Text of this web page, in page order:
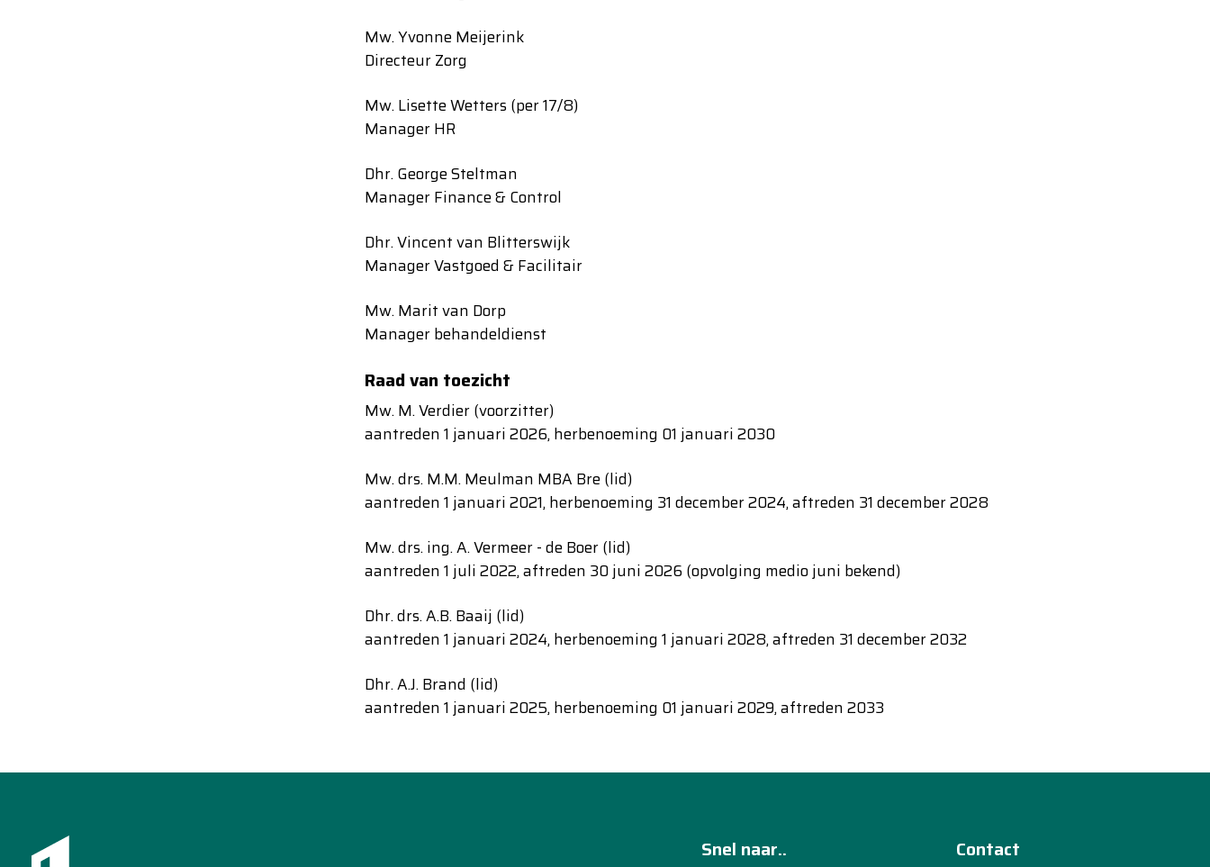
Mw. Yvonne Meijerink
Directeur Zorg
Mw. Lisette Wetters (per 17/8)
Manager HR
Dhr. George Steltman
Manager Finance & Control
Dhr. Vincent van Blitterswijk
Manager Vastgoed & Facilitair
Mw. Marit van Dorp
Manager behandeldienst
Raad van toezicht
Mw. M. Verdier (voorzitter)
aantreden 1 januari 2026, herbenoeming 01 januari 2030
Mw. drs. M.M. Meulman MBA Bre (lid)
aantreden 1 januari 2021, herbenoeming 31 december 2024, aftreden 31 december 2028
Mw. drs. ing. A. Vermeer - de Boer (lid)
aantreden 1 juli 2022, aftreden 30 juni 2026 (opvolging medio juni bekend)
Dhr. drs. A.B. Baaij (lid)
aantreden 1 januari 2024, herbenoeming 1 januari 2028, aftreden 31 december 2032
Dhr. A.J. Brand (lid)
aantreden 1 januari 2025, herbenoeming 01 januari 2029, aftreden 2033
Snel naar.. Contact